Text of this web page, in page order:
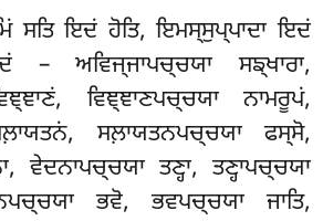
ਸਤਿ ਇਦਂ ਹੋਤਿ, ਇਮਸ੍ਸੁਪ੍ਪਾਦਾ ਇਦਂ
– ਅਵਿਜ੍ਜਾਪਚ੍ਚਯਾ ਸਙ੍ਖਾਰਾ,
ਵਿਞ੍ਞਾਣਪਚ੍ਚਯਾ ਨਾਮਰੂਪਂ,
ਸਲ਼ਾਯਤਨਪਚ੍ਚਯਾ ਫਸ੍ਸੋ,
ਵੇਦਨਾਪਚ੍ਚਯਾ ਤਣ੍ਹਾ, ਤਣ੍ਹਾਪਚ੍ਚਯਾ
ਭਵੋ, ਭਵਪਚ੍ਚਯਾ ਜਾਤਿ,